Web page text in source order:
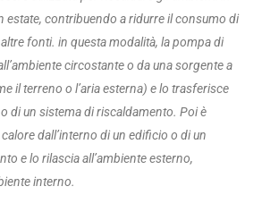
contribuendo a ridurre il consumo di
fonti. in questa modalità, la pompa di
circostante o da una sorgente a
il terreno o l’aria esterna) e lo trasferisce
di un sistema di riscaldamento. Poi è
dall’interno di un edificio o di un
e lo rilascia all’ambiente esterno,
interno.